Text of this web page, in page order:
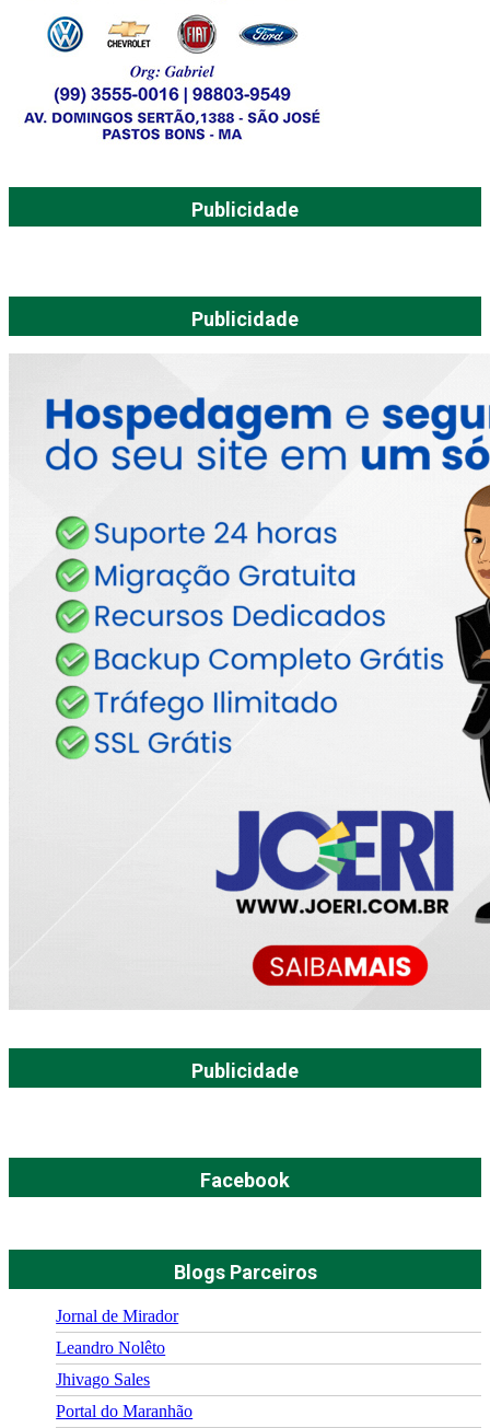
Publicidade
Publicidade
Publicidade
Facebook
Blogs Parceiros
Jornal de Mirador
Leandro Nolêto
Jhivago Sales
Portal do Maranhão